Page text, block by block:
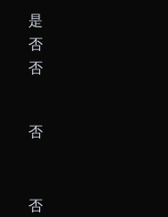
是
否
否
否
否